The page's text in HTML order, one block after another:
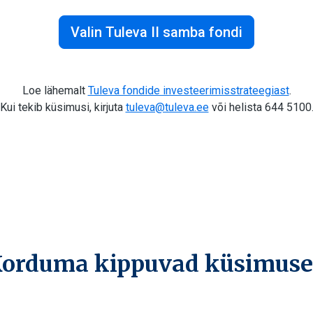
Valin Tuleva II samba fondi
Loe lähemalt Tuleva fondide investeerimisstrateegiast.
Kui tekib küsimusi, kirjuta tuleva@tuleva.eevõi helista 644 5100.
kippuvad